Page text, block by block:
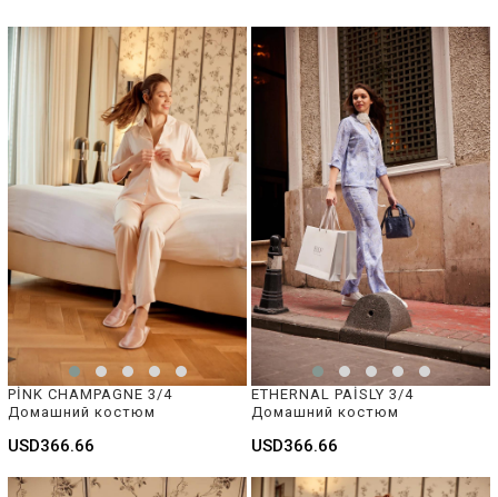
PİNK CHAMPAGNE 3/4
Домашний костюм
USD366.66
ETHERNAL PAİSLY 3/4
Домашний костюм
USD366.66